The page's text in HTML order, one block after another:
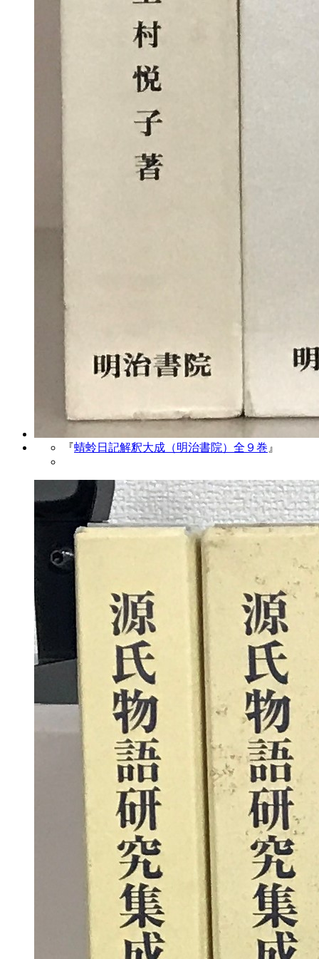
『蜻蛉日記解釈大成（明治書院）全９巻 』